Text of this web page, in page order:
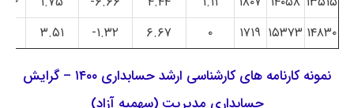
۱۴۸۳۰ ۱۵۳۷۳ ۱۷۱۹ ۰ ۶.۶۷ ۱.۳۲- ۳.۵۱
نمونه کارنامه های کارشناسی ارشد حسابداری ۱۴۰۰ – گرایش
حسابداری مدیریت (سهمیه آزاد)